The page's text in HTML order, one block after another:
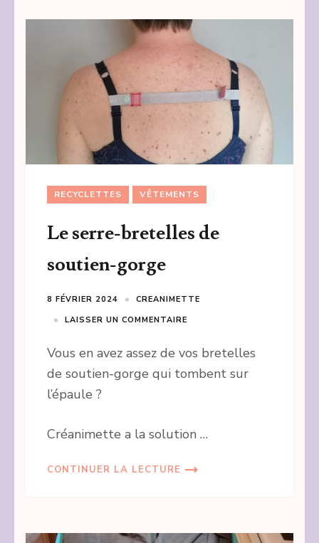
RECYCLETTES VÊTEMENTS
Le serre-bretelles de
soutien-gorge
8 FÉVRIER 2024
CREANIMETTE
LAISSER UN COMMENTAIRE
Vous en avez assez de vos bretelles
de soutien-gorge qui tombent sur
l’épaule ?
Créanimette a la solution …
CONTINUER LA LECTURE